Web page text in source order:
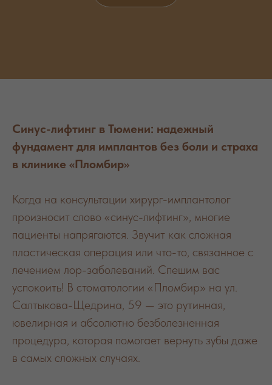
Синус-лифтинг в Тюмени: надежный
фундамент для имплантов без боли и страха
в клинике «Пломбир»
Когда на консультации хирург-имплантолог
произносит слово «синус-лифтинг», многие
пациенты напрягаются. Звучит как сложная
пластическая операция или что-то, связанное с
лечением лор-заболеваний. Спешим вас
успокоить! В стоматологии «Пломбир» на ул.
Салтыкова-Щедрина, 59 — это рутинная,
ювелирная и абсолютно безболезненная
процедура, которая помогает вернуть зубы даже
в самых сложных случаях.